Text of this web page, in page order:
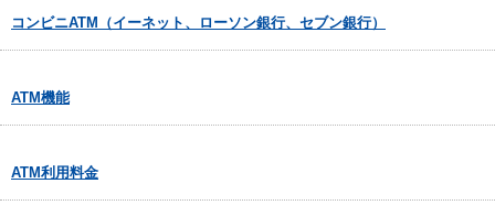
コンビニATM（イーネット、ローソン銀行、セブン銀行）
ATM機能
ATM利用料金